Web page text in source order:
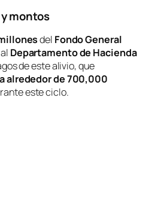
montos
del Fondo General
al Departamento de Hacienda
de este alivio, que
alrededor de 700,000
este ciclo.